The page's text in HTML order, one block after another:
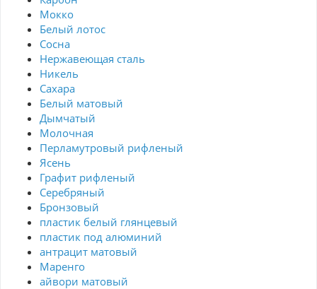
Мокко
Белый лотос
Сосна
Нержавеющая сталь
Никель
Сахара
Белый матовый
Дымчатый
Молочная
Перламутровый рифленый
Ясень
Графит рифленый
Серебряный
Бронзовый
пластик белый глянцевый
пластик под алюминий
антрацит матовый
Маренго
айвори матовый